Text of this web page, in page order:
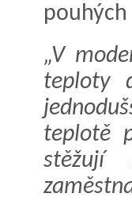
„V
teploty
teplotě
stěžují